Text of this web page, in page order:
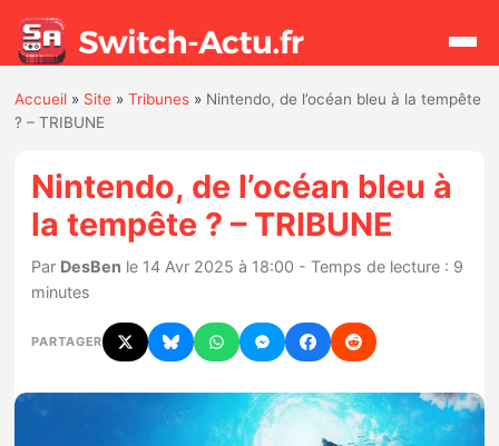
Actualités
Jeux
Hardware
Chiffres de ventes
Accueil » Site »Tribunes » Nintendo, de l’océan bleu à la tempête
? – TRIBUNE
Nintendo, de l’océan bleu à
la tempête ? – TRIBUNE
Par DesBen le 14 Avr 2025 à 18:00 - Temps de lecture : 9
minutes
PARTAGER